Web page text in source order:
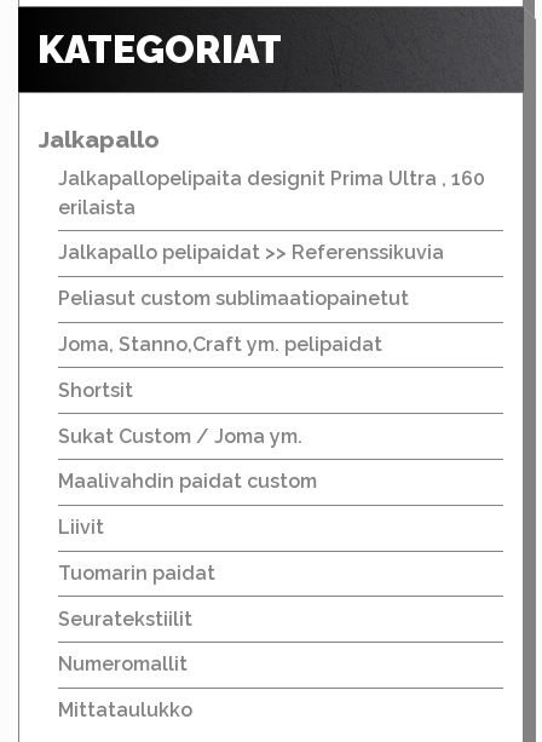
KATEGORIAT
Jalkapallo
Jalkapallopelipaita designit Prima Ultra , 160
erilaista
Jalkapallo pelipaidat >> Referenssikuvia
Peliasut custom sublimaatiopainetut
Joma, Stanno,Craft ym. pelipaidat
Shortsit
Sukat Custom / Joma ym.
Maalivahdin paidat custom
Liivit
Tuomarin paidat
Seuratekstiilit
Numeromallit
Mittataulukko